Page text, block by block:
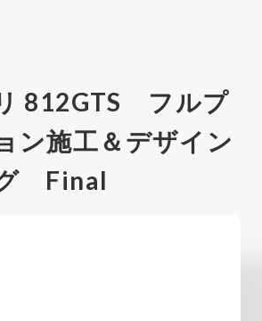
812GTS フルプ
ン施工＆デザイン
Final